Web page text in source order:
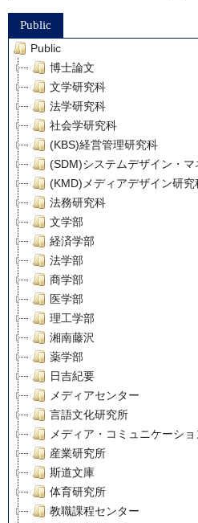
Public
Public
博士論文
文学研究科
法学研究科
社会学研究科
(KBS)経営管理研究科
(SDM)システムデザイン・
(KMD)メディアデザイン研究
法務研究科
文学部
経済学部
法学部
商学部
医学部
理工学部
湘南藤沢
薬学部
日吉紀要
メディアセンター
言語文化研究所
メディア・コミュニケーシ
産業研究所
斯道文庫
体育研究所
教職課程センター